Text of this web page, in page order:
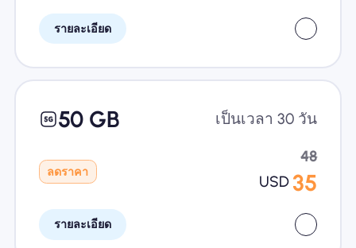
รายละเอียด
50 GB เป็นเวลา 30 วัน
ลดราคา
48
USD 35
รายละเอียด